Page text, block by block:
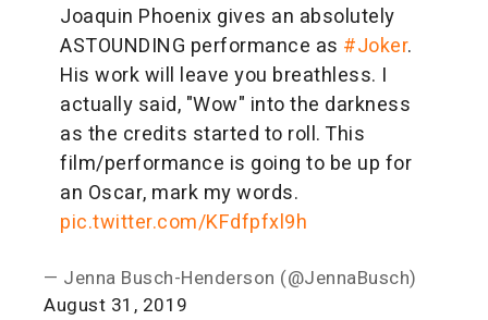
Joaquin Phoenix gives an absolutely
ASTOUNDING performance as #Joker.
His work will leave you breathless. I
actually said, "Wow" into the darkness
as the credits started to roll. This
film/performance is going to be up for
an Oscar, mark my words.
pic.twitter.com/KFdfpfxl9h
— Jenna Busch-Henderson (@JennaBusch)
August 31, 2019